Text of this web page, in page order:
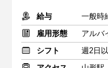
給与
雇用形態
アルバ
シフト
週2日